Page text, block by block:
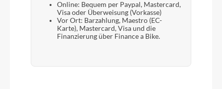
Online: Bequem per Paypal, Mastercard,
Visa oder Überweisung (Vorkasse)
Vor Ort: Barzahlung, Maestro (EC-
Karte), Mastercard, Visa und die
Finanzierung über Finance a Bike.